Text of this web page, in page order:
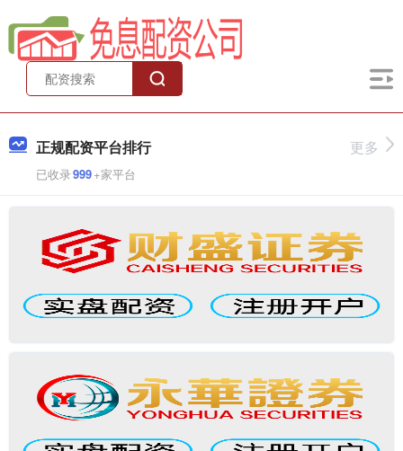
正规配资平台排行
已收录999+家平台
更多